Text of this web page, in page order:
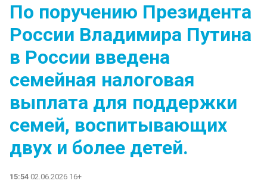
По поручению Президента
России Владимира Путина
в России введена
семейная налоговая
выплата для поддержки
семей, воспитывающих
двух и более детей.
15:54 02.06.2026 16+